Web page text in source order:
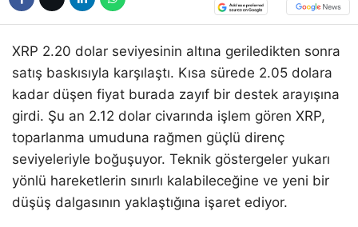
XRP 2.20 dolar seviyesinin altına geriledikten sonra
satış baskısıyla karşılaştı. Kısa sürede 2.05 dolara
kadar düşen fiyat burada zayıf bir destek arayışına
girdi. Şu an 2.12 dolar civarında işlem gören XRP,
toparlanma umuduna rağmen güçlü direnç
seviyeleriyle boğuşuyor. Teknik göstergeler yukarı
yönlü hareketlerin sınırlı kalabileceğine ve yeni bir
düşüş dalgasının yaklaştığına işaret ediyor.